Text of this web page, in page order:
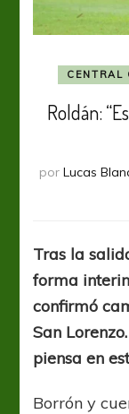
CENTRAL
Roldán:
por Lucas
Tras la
forma
confirmó
San
piensa en
Borrón y